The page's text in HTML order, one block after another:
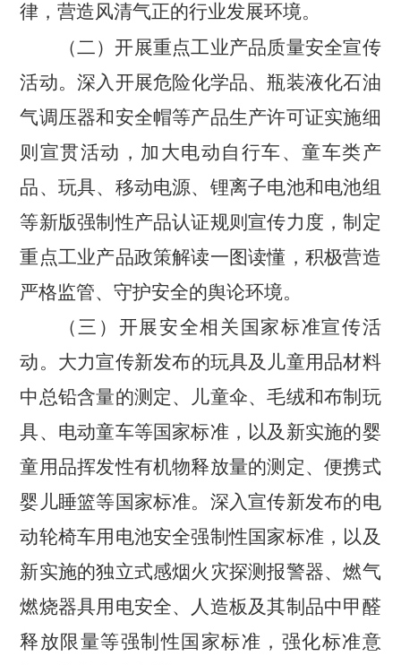
律，营造风清气正的行业发展环境。
（二）开展重点工业产品质量安全宣传
活动。深入开展危险化学品、瓶装液化石油
气调压器和安全帽等产品生产许可证实施细
则宣贯活动 ，加大电动自行车、童车类产
品、玩具、移动电源、锂离子电池和电池组
等新版强制性产品认证规则宣传力度，制定
重点工业产品政策解读一图读懂，积极营造
严格监管、守护安全的舆论环境。
（三）开展安全相关国家标准宣传活
动。 大力宣传新发布的玩具及儿童用品材料
中总铅含量的测定、儿童伞、毛绒和布制玩
具、电动童车等国家标准，以及新实施的婴
童用品挥发性有机物释放量的测定、便携式
婴儿睡篮等国家标准。深入宣传新发布的电
动轮椅车用电池安全强制性国家标准，以及
新实施的独立式感烟火灾探测报警器、燃气
燃烧器具用电安全、人造板及其制品中甲醛
释放限量等强制性国家标准，强化标准意